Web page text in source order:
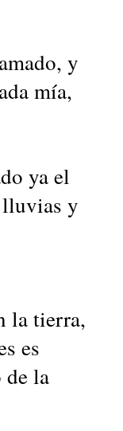
y
mía,
ya el
lluvias y
la tierra,
es
de la